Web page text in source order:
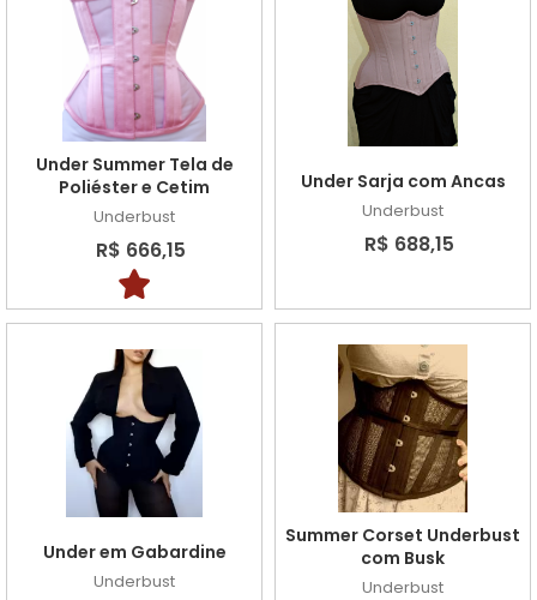
Under Summer Tela de
Poliéster e Cetim
Underbust
R$ 666,15
Under Sarja com Ancas
Underbust
R$ 688,15
Under em Gabardine
Underbust
Summer Corset Underbust
com Busk
Underbust